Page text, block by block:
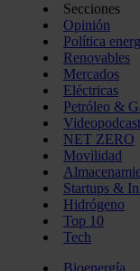
Secciones
Opinión
Política
Renovables
Mercados
Eléctricas
Petróleo &
Videopodcast
NET ZERO
Movilidad
Startups &
Hidrógeno
Top 10
Tech